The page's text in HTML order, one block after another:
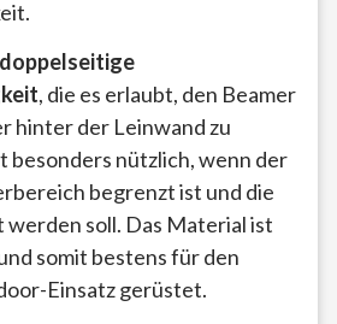
doppelseitige
, die es erlaubt, den Beamer
hinter der Leinwand zu
besonders nützlich, wenn der
begrenzt ist und die
soll. Das Material ist
somit bestens für den
Einsatz gerüstet.